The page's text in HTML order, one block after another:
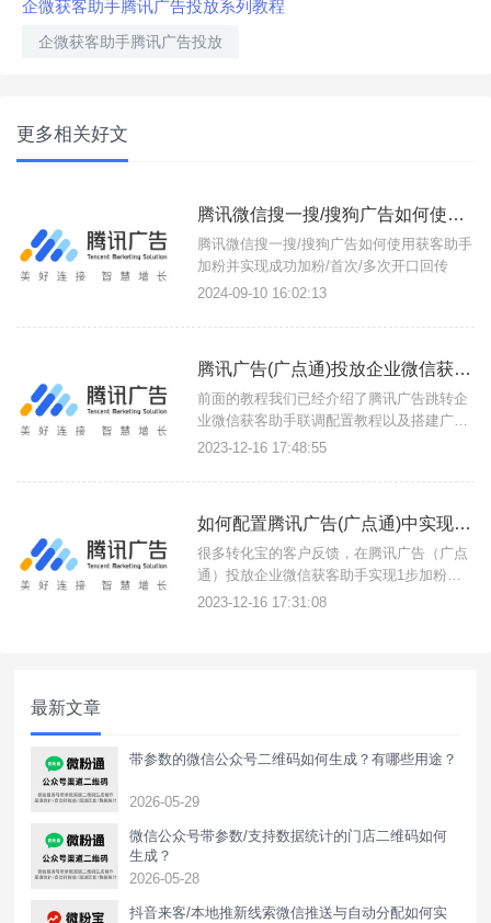
企微获客助手腾讯广告投放系列教程
企微获客助手腾讯广告投放
更多相关好文
腾讯微信搜一搜/搜狗广告如何使用获客助手加粉并实现成功加粉/首次/多次开口回传？
腾讯微信搜一搜/搜狗广告如何使用获客助手
加粉并实现成功加粉/首次/多次开口回传
2024-09-10 16:02:13
腾讯广告(广点通)投放企业微信获客助手OCPC成功加粉/首次开口回传
前面的教程我们已经介绍了腾讯广告跳转企
业微信获客助手联调配置教程以及搭建广告
落地页，接下来开始进入投放教程，则您可
微信朋友圈小程序等广告、QQ浏览器腾讯
短跳转链路提示推广转化率，最终大幅降低
推广成本。{转化宝}腾讯广告
2023-12-16 17:48:55
如何配置腾讯广告(广点通)中实现蹊径落地页跳转企微获客助手？
很多转化宝的客户反馈，在腾讯广告（广点
通）投放企业微信获客助手实现1步加粉的
过程中，无法直接投放转化宝落地页，所以
2023-12-16 17:31:08
最新文章
带参数的微信公众号二维码如何生成？有哪些用途？
2026-05-29
微信公众号带参数/支持数据统计的门店二维码如何
生成？
2026-05-28
抖音来客/本地推新线索微信推送与自动分配如何实